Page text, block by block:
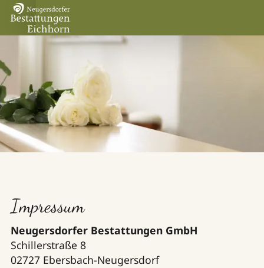
Impressum
Neugersdorfer Bestattungen GmbH
Schillerstraße 8
02727 Ebersbach-Neugersdorf